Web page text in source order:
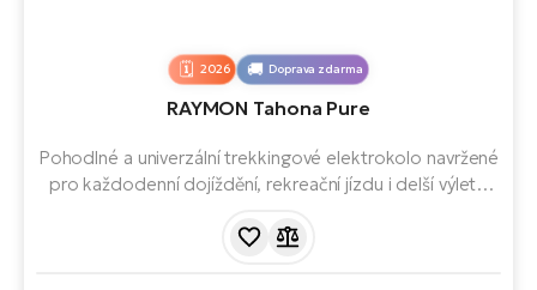
Doprava zdarma
2026
RAYMON Tahona Pure
Pohodlné a univerzální trekkingové elektrokolo navržené
pro každodenní dojíždění, rekreační jízdu i delší výlety.
a spolehlivého elektrického pohonu Bosch. Kvalitní